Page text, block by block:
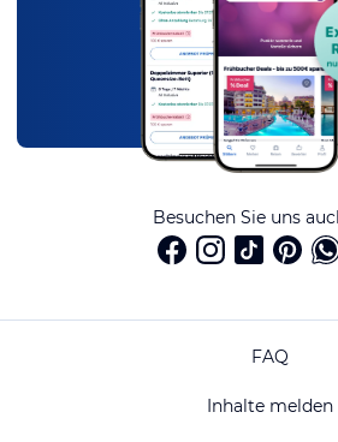
Besuchen Sie uns
FAQ
Inhalte melden